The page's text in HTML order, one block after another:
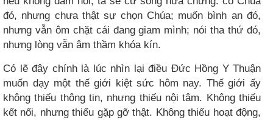
đó, nhưng chưa thật sự chọn Chúa; muốn bình an đó,
nhưng vẫn ôm chặt cái đang giam mình; nói tha thứ đó,
nhưng lòng vẫn âm thầm khóa kín.
Có lẽ đây chính là lúc nhìn lại điều Đức Hồng Y Thuận
muốn dạy một thế giới kiệt sức hôm nay. Thế giới ấy
không thiếu thông tin, nhưng thiếu nội tâm. Không thiếu
kết nối, nhưng thiếu gặp gỡ thật. Không thiếu hoạt động,